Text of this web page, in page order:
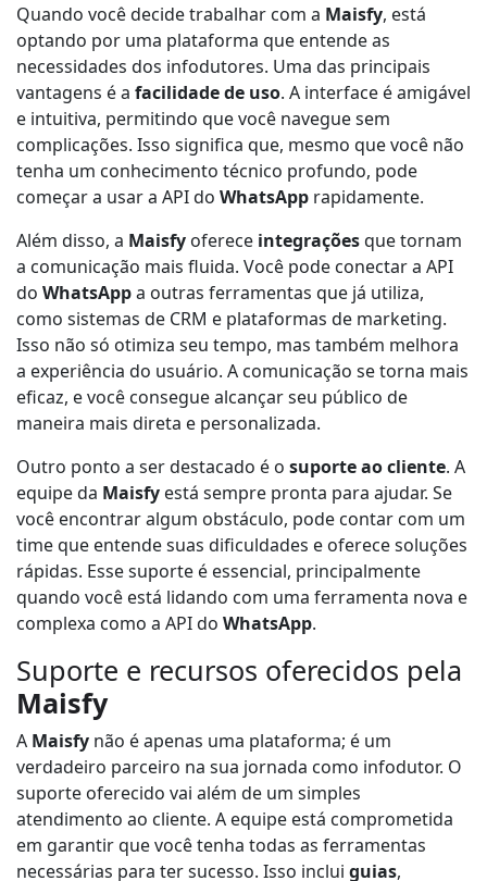
Quando você decide trabalhar com a Maisfy, está
optando por uma plataforma que entende as
necessidades dos infodutores. Uma das principais
vantagens é a facilidade de uso. A interface é amigável
e intuitiva, permitindo que você navegue sem
complicações. Isso significa que, mesmo que você não
tenha um conhecimento técnico profundo, pode
começar a usar a API do WhatsApp rapidamente.
Além disso, a Maisfy oferece integraçõesque tornam
a comunicação mais fluida. Você pode conectar a API
do WhatsAppa outras ferramentas que já utiliza,
como sistemas de CRM e plataformas de marketing.
Isso não só otimiza seu tempo, mas também melhora
a experiência do usuário. A comunicação se torna mais
eficaz, e você consegue alcançar seu público de
maneira mais direta e personalizada.
Outro ponto a ser destacado é o suporte ao cliente. A
equipe da Maisfy está sempre pronta para ajudar. Se
você encontrar algum obstáculo, pode contar com um
time que entende suas dificuldades e oferece soluções
rápidas. Esse suporte é essencial, principalmente
quando você está lidando com uma ferramenta nova e
complexa como a API do WhatsApp.
Suporte e recursos oferecidos pela
Maisfy
A Maisfy não é apenas uma plataforma; é um
verdadeiro parceiro na sua jornada como infodutor. O
suporte oferecido vai além de um simples
atendimento ao cliente. A equipe está comprometida
em garantir que você tenha todas as ferramentas
necessárias para ter sucesso. Isso inclui guias,